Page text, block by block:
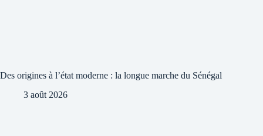
Des origines à l’état moderne : la longue marche du Sénégal
3 août 2026